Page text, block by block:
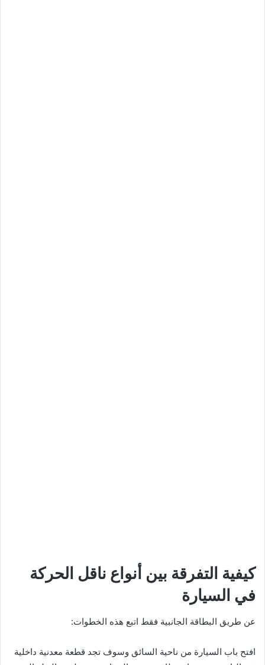
كيفية التفرقة بين أنواع ناقل الحركة
في السيارة
عن طريق البطاقة الجانبية فقط اتبع هذه الخطوات:
افتح باب السيارة من ناحية السائق وسوف تجد قطعة معدنية داخلية